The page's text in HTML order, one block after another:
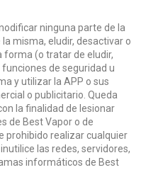
ninguna parte de la
misma, eludir, desactivar o
forma (o tratar de eludir,
de seguridad u
y utilizar la APP o sus
o publicitario. Queda
la finalidad de lesionar
de Best Vapor o de
prohibido realizar cualquier
las redes, servidores,
informáticos de Best